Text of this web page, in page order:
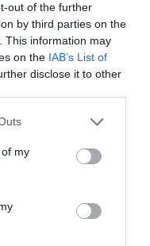
out of the further
by third parties on the
This information may
on the IAB’s List of
disclose it to other
one or more Google
You may click to
its third-party tags to
in below Google
my
πάμε όλοι στα
Στύρα της Εύβοιας!